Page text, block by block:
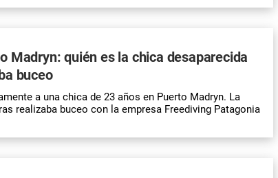
Madryn: quién es la chica desaparecida
buceo
a una chica de 23 años en Puerto Madryn. La
realizaba buceo con la empresa Freediving Patagonia